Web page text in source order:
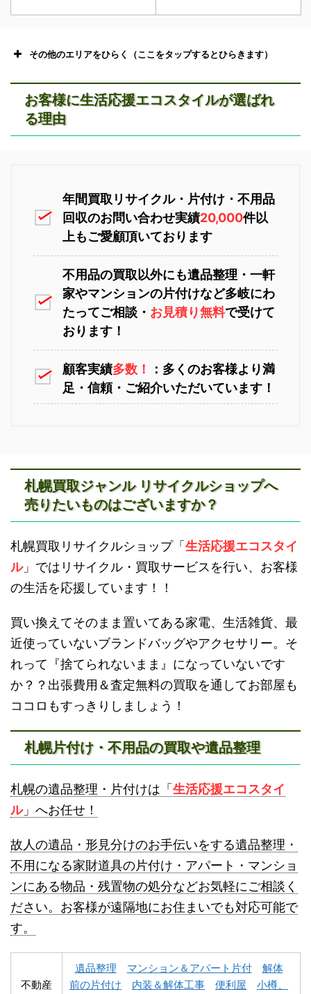
その他のエリアをひらく（ここをタップするとひらきます）
苫小牧不用品回収 室蘭不用品回収
新十津川不用品回収
砂川不用品回収 帯広・十勝不用品回収
名寄市不用品回収 士別市不用品回収
お客様に生活応援エコスタイルが選ばれ
る理由
年間買取リサイクル・片付け・不用品
回収のお問い合わせ実績20,000件以
上もご愛顧頂いております
不用品の買取以外にも遺品整理・一軒
家やマンションの片付けなど多岐にわ
たってご相談・ お見積り無料で受けて
おります！
顧客実績多数！
：多くのお客様より満
足・信頼・ご紹介いただいています！
札幌買取ジャンル リサイクルショップへ
売りたいものはございますか？
札幌買取リサイクルショップ「 生活応援エコスタイ
ル」ではリサイクル・買取サービスを行い、お客様
の生活を応援しています！！
買い換えてそのまま置いてある家電、生活雑貨、最
近使っていないブランドバッグやアクセサリー。そ
れって『捨てられないまま』になっていないです
か？？出張費用＆査定無料の買取を通してお部屋も
ココロもすっきりしましょう！
札幌片付け・不用品の買取や遺品整理
札幌の遺品整理・片付けは「 生活応援エコスタイ
ル」へお任せ！
故人の遺品・形見分けのお手伝いをする遺品整理・
不用になる家財道具の片付け・アパート・マンショ
ンにある物品・残置物の処分などお気軽にご相談く
ださい。お客様が遠隔地にお住まいでも対応可能で
す。
不動産
遺品整理 マンション＆アパート片付
解体
前の片付け
内装＆解体工事 便利屋
小樽、